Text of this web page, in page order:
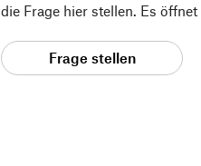
die Frage hier stellen. Es
Frage stellen